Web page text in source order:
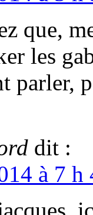
que,
les
parler,
dit :
à 7